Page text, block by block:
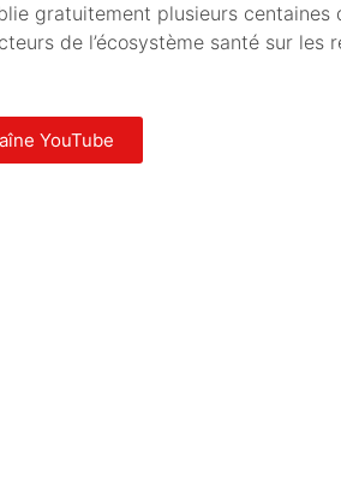
gratuitement plusieurs centaines
de l’écosystème santé sur les
YouTube